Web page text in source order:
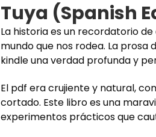
Tuya (Spanish
La historia es un recordatorio
mundo que nos rodea. La
kindle una verdad profunda y
El pdf era crujiente y natural,
cortado. Este libro es una
experimentos prácticos que